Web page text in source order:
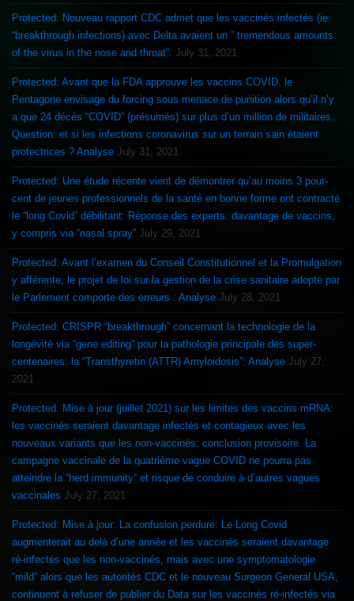
Protected: Nouveau rapport CDC admet que les vaccinés infectés (ie
“breakthrough infections) avec Delta avaient un ” tremendous amounts
of the virus in the nose and throat”. July 31, 2021
Protected: Avant que la FDA approuve les vaccins COVID, le
Pentagone envisage du forcing sous menace de punition alors qu’il n’y
a que 24 décès “COVID” (présumés) sur plus d’un million de militaires.
Question: et si les infections coronavirus sur un terrain sain étaient
protectrices ? Analyse July 31, 2021
Protected: Une étude récente vient de démontrer qu’au moins 3 pour-
cent de jeunes professionnels de la santé en bonne forme ont contracté
le “long Covid” débilitant: Réponse des experts: davantage de vaccins,
y compris via “nasal spray” July 29, 2021
Protected: Avant l’examen du Conseil Constitutionnel et la Promulgation
y afférente, le projet de loi sur la gestion de la crise sanitaire adopté par
le Parlement comporte des erreurs : Analyse July 28, 2021
Protected: CRISPR “breakthrough” concernant la technologie de la
longévité via “gene editing” pour la pathologie principale des super-
centenaires: la “Transthyretin (ATTR) Amyloidosis”: Analyse July 27,
2021
Protected: Mise à jour (juillet 2021) sur les limites des vaccins mRNA:
les vaccinés seraient davantage infectés et contagieux avec les
nouveaux variants que les non-vaccinés: conclusion provisoire. La
campagne vaccinale de la quatrième vague COVID ne pourra pas
atteindre la “herd immunity” et risque de conduire à d’autres vagues
vaccinales July 27, 2021
Protected: Mise à jour: La confusion perdure: Le Long Covid
augmenterait au delà d’une année et les vaccinés seraient davantage
ré-infectés que les non-vaccinés, mais avec une symptomatologie
“mild” alors que les autorités CDC et le nouveau Surgeon General USA,
continuent à refuser de publier du Data sur les vaccinés ré-infectés via